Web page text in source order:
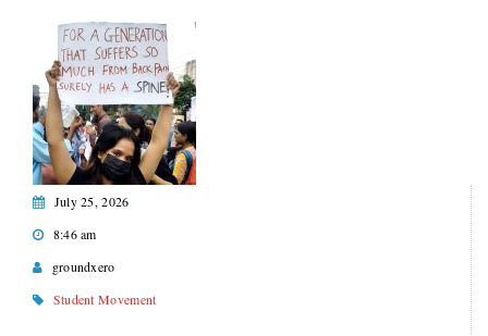
July 25, 2026
8:46 am
groundxero
Student Movement